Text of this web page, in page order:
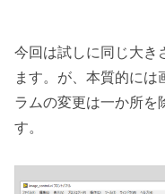
今回は試しに同じ大き
ます。が、本質的に
ラムの変更は一か所を
す。